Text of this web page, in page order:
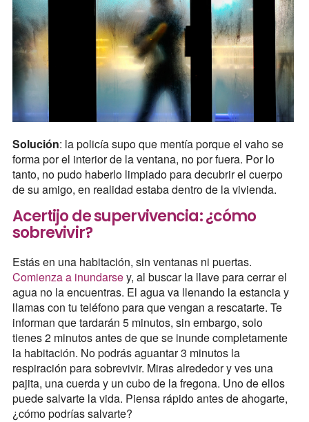
Solución: la policía supo que mentía porque el vaho se
forma por el interior de la ventana, no por fuera. Por lo
tanto, no pudo haberlo limpiado para decubrir el cuerpo
de su amigo, en realidad estaba dentro de la vivienda.
Acertijo de supervivencia: ¿cómo
sobrevivir?
Estás en una habitación, sin ventanas ni puertas.
Comienza a inundarsey, al buscar la llave para cerrar el
agua no la encuentras. El agua va llenando la estancia y
llamas con tu teléfono para que vengan a rescatarte. Te
informan que tardarán 5 minutos, sin embargo, solo
tienes 2 minutos antes de que se inunde completamente
la habitación. No podrás aguantar 3 minutos la
respiración para sobrevivir. Miras alrededor y ves una
pajita, una cuerda y un cubo de la fregona. Uno de ellos
puede salvarte la vida. Piensa rápido antes de ahogarte,
¿cómo podrías salvarte?